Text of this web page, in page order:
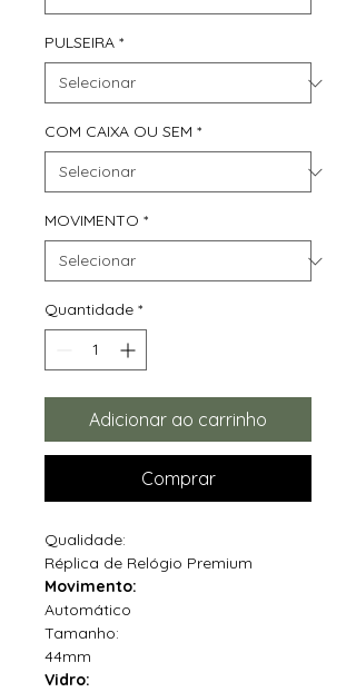
PULSEIRA *
COM CAIXA OU SEM *
MOVIMENTO *
Quantidade *
Adicionar ao carrinho
Comprar
Qualidade:
Réplica de Relógio Premium
Movimento:
Automático
Tamanho:
44mm
Vidro: